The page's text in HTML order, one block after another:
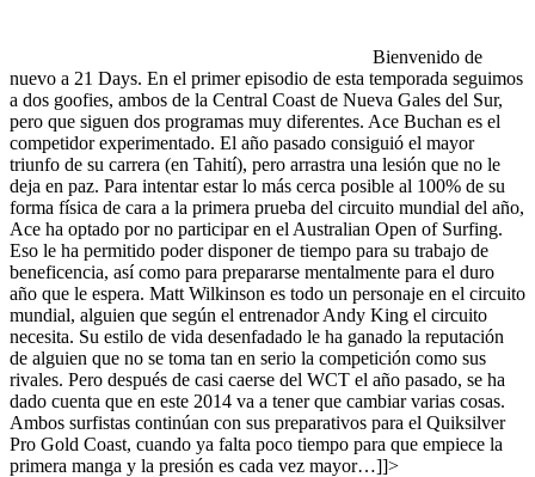
Bienvenido de
nuevo a 21 Days. En el primer episodio de esta temporada seguimos
a dos goofies, ambos de la Central Coast de Nueva Gales del Sur,
pero que siguen dos programas muy diferentes. Ace Buchan es el
competidor experimentado. El año pasado consiguió el mayor
triunfo de su carrera (en Tahití), pero arrastra una lesión que no le
deja en paz. Para intentar estar lo más cerca posible al 100% de su
forma física de cara a la primera prueba del circuito mundial del año,
Ace ha optado por no participar en el Australian Open of Surfing.
Eso le ha permitido poder disponer de tiempo para su trabajo de
beneficencia, así como para prepararse mentalmente para el duro
año que le espera. Matt Wilkinson es todo un personaje en el circuito
mundial, alguien que según el entrenador Andy King el circuito
necesita. Su estilo de vida desenfadado le ha ganado la reputación
de alguien que no se toma tan en serio la competición como sus
rivales. Pero después de casi caerse del WCT el año pasado, se ha
dado cuenta que en este 2014 va a tener que cambiar varias cosas.
Ambos surfistas continúan con sus preparativos para el Quiksilver
Pro Gold Coast, cuando ya falta poco tiempo para que empiece la
primera manga y la presión es cada vez mayor…]]>